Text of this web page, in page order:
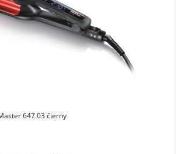
647.03 čierny